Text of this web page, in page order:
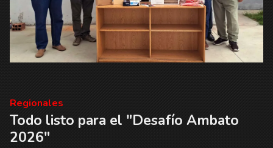
Todo listo para el "Desafío Ambato
2026"
Regionales